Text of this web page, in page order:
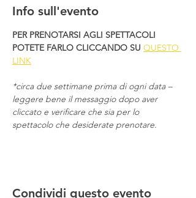
Info sull'evento
PER PRENOTARSI AGLI SPETTACOLI
POTETE FARLO CLICCANDO SU QUESTO
LINK
*circa due settimane prima di ogni data –
leggere bene il messaggio dopo aver
cliccato e verificare che sia per lo
spettacolo che desiderate prenotare.
Condividi questo evento